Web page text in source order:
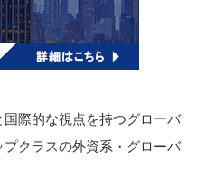
際的な視点を持つグローバ
クラスの外資系・グローバ